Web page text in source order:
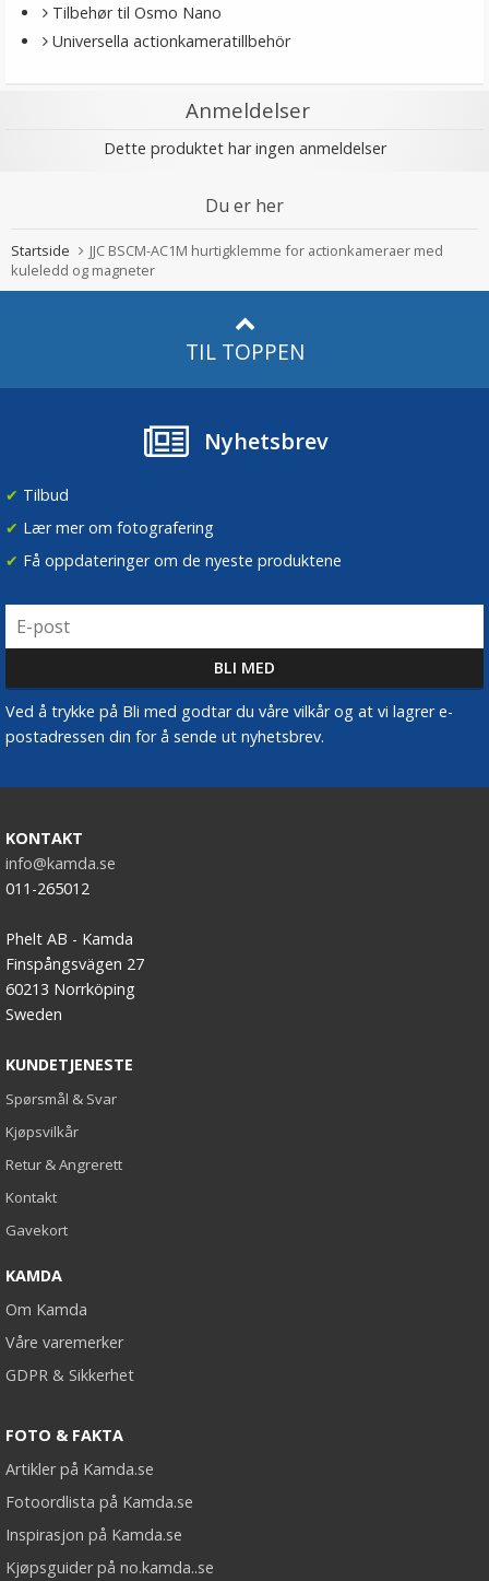
Tilbehør til Osmo Nano
Universella actionkameratillbehör
Anmeldelser
Dette produktet har ingen anmeldelser
Du er her
Startside
JJC BSCM-AC1M hurtigklemme for actionkameraer med
kuleledd og magneter
TIL TOPPEN
Nyhetsbrev
✔ Tilbud
✔ Lær mer om fotografering
✔ Få oppdateringer om de nyeste produktene
Ved å trykke på Bli med godtar du våre vilkår og at vi lagrer e-
postadressen din for å sende ut nyhetsbrev.
KONTAKT
info@kamda.se
011-265012
Phelt AB - Kamda
Finspångsvägen 27
60213 Norrköping
Sweden
KUNDETJENESTE
Spørsmål & Svar
Kjøpsvilkår
Retur & Angrerett
Kontakt
Gavekort
KAMDA
Om Kamda
Våre varemerker
GDPR & Sikkerhet
FOTO & FAKTA
Artikler på Kamda.se
Fotoordlista på Kamda.se
Inspirasjon på Kamda.se
Kjøpsguider på no.kamda..se